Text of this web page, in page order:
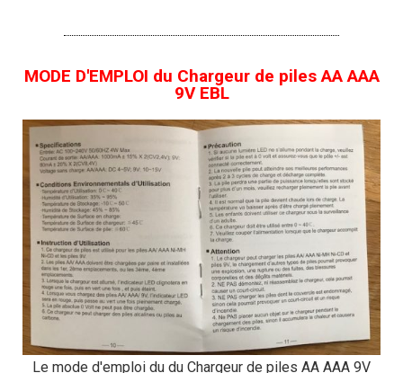
MODE D'EMPLOI du Chargeur de piles AA AAA
9V EBL
Le mode d'emploi du du Chargeur de piles AA AAA 9V